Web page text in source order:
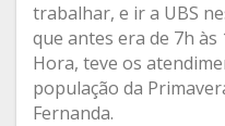
trabalhar, e ir a UBS
que antes era de 7h às
Hora, teve os
população da
Fernanda.